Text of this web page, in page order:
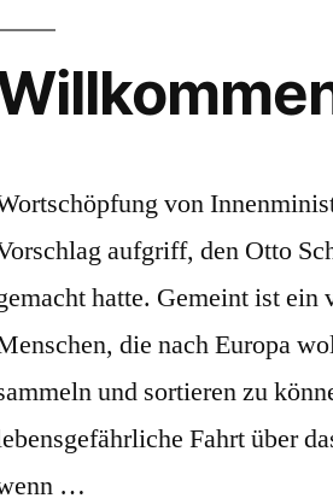
Neusprechfunk
7
von
aufgriff, den Otto
hatte. Gemeint ist
die nach Europa
und sortieren zu
Fahrt über
…